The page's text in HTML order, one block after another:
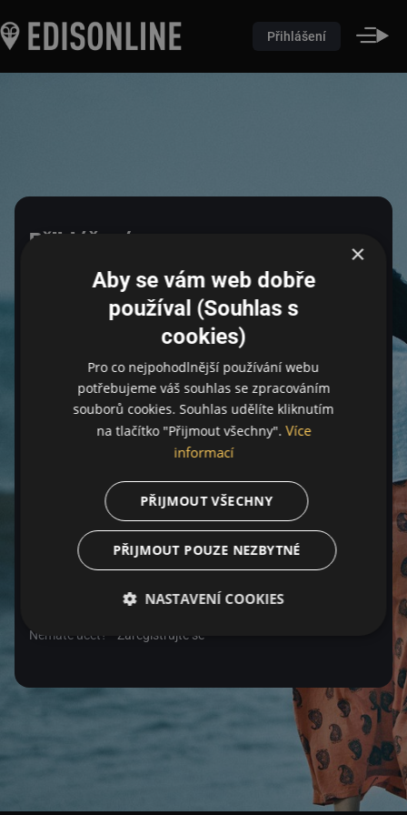
Přihlášení
Přihlášení
Pro přihlášení zadejte login a heslo
Zapomenuté heslo
Nemáte účet? Zaregistrujte se
×
Aby se vám web dobře
používal (Souhlas s
cookies)
Pro co nejpohodlnější používání webu
potřebujeme váš souhlas se zpracováním
souborů cookies. Souhlas udělíte kliknutím
na tlačítko "Přijmout všechny". Více
informací
PŘIJMOUT VŠECHNY
PŘIJMOUT POUZE NEZBYTNÉ
NASTAVENÍ COOKIES